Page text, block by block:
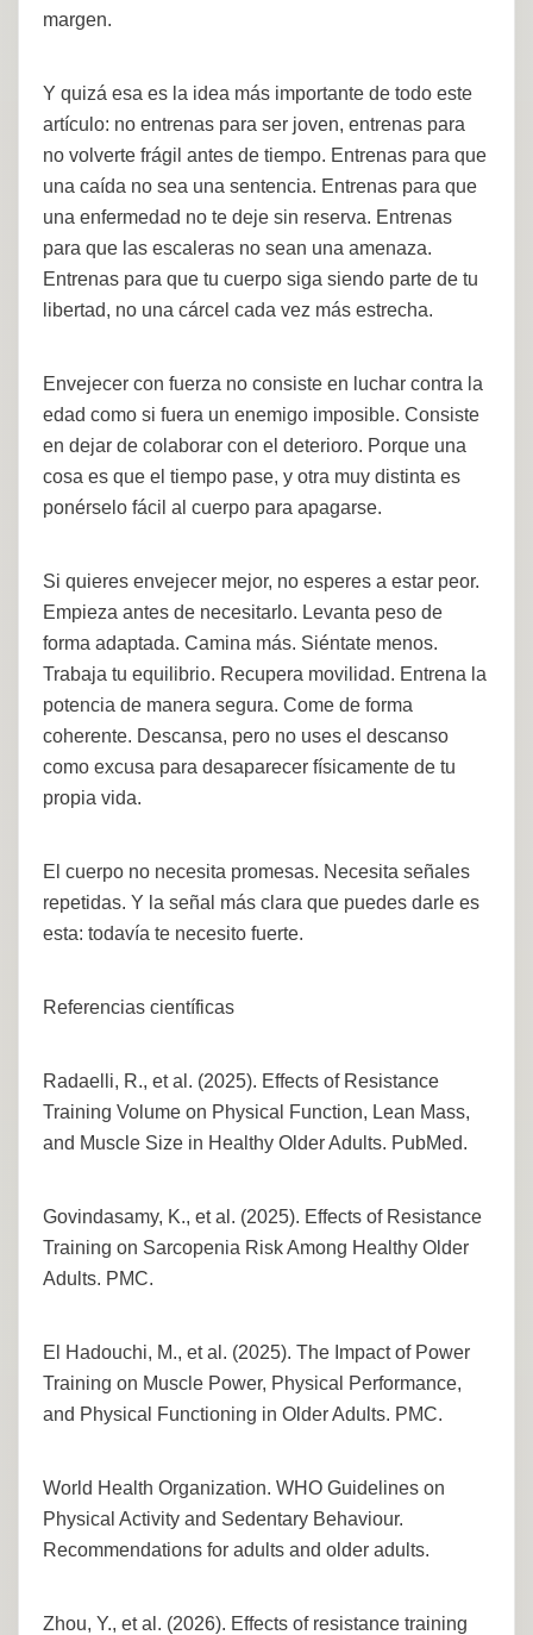
margen.
Y quizá esa es la idea más importante de todo este
artículo: no entrenas para ser joven, entrenas para
no volverte frágil antes de tiempo. Entrenas para que
una caída no sea una sentencia. Entrenas para que
una enfermedad no te deje sin reserva. Entrenas
para que las escaleras no sean una amenaza.
Entrenas para que tu cuerpo siga siendo parte de tu
libertad, no una cárcel cada vez más estrecha.
Envejecer con fuerza no consiste en luchar contra la
edad como si fuera un enemigo imposible. Consiste
en dejar de colaborar con el deterioro. Porque una
cosa es que el tiempo pase, y otra muy distinta es
ponérselo fácil al cuerpo para apagarse.
Si quieres envejecer mejor, no esperes a estar peor.
Empieza antes de necesitarlo. Levanta peso de
forma adaptada. Camina más. Siéntate menos.
Trabaja tu equilibrio. Recupera movilidad. Entrena la
potencia de manera segura. Come de forma
coherente. Descansa, pero no uses el descanso
como excusa para desaparecer físicamente de tu
propia vida.
El cuerpo no necesita promesas. Necesita señales
repetidas. Y la señal más clara que puedes darle es
esta: todavía te necesito fuerte.
Referencias científicas
Radaelli, R., et al. (2025). Effects of Resistance
Training Volume on Physical Function, Lean Mass,
and Muscle Size in Healthy Older Adults. PubMed.
Govindasamy, K., et al. (2025). Effects of Resistance
Training on Sarcopenia Risk Among Healthy Older
Adults. PMC.
El Hadouchi, M., et al. (2025). The Impact of Power
Training on Muscle Power, Physical Performance,
and Physical Functioning in Older Adults. PMC.
World Health Organization. WHO Guidelines on
Physical Activity and Sedentary Behaviour.
Recommendations for adults and older adults.
Zhou, Y., et al. (2026). Effects of resistance training